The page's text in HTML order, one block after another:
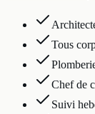
Tous
Chef de
Suivi